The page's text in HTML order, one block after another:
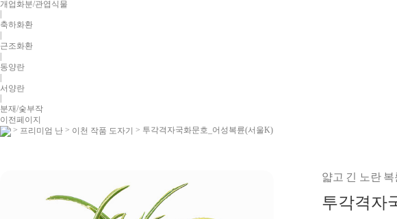
개업화분/관엽식물
축하화환
근조화환
|
동양란
|
서양란
분재/숯부작
이전페이지
> 프리미엄 난 > 이천 작품 도자기 > 투각격자국화문호_어성복륜(서울K)
얇고 긴 노란
투각격자